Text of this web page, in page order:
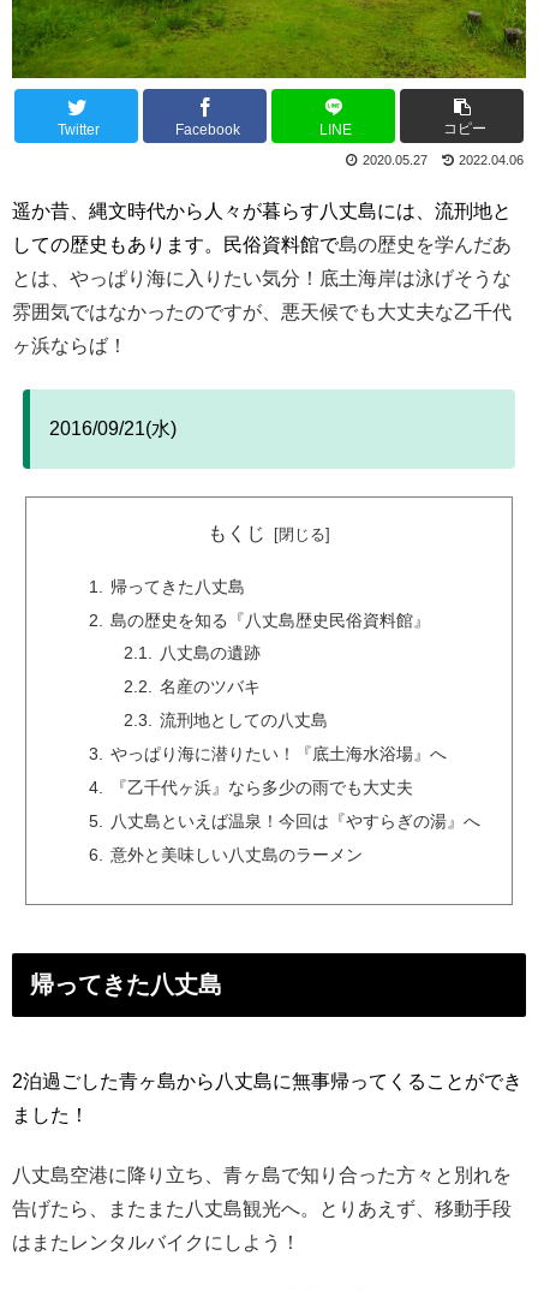
Twitter Facebook LINE コピー
2022.04.06
2020.05.27
遥か昔、縄文時代から人々が暮らす八丈島には、 流刑地と
しての歴史もあります。民俗資料館で島の歴史を学んだあ
とは、やっぱり海に入りたい気分！底土海岸は泳げそうな
雰囲気ではなかったのですが、悪天候でも大丈夫な乙千代
ヶ浜ならば！
2016/09/21(水)
もくじ
帰ってきた八丈島
島の歴史を知る『八丈島歴史民俗資料館』
八丈島の遺跡
名産のツバキ
流刑地としての八丈島
やっぱり海に潜りたい！『底土海水浴場』へ
『乙千代ヶ浜』なら多少の雨でも大丈夫
八丈島といえば温泉！今回は『やすらぎの湯』へ
意外と美味しい八丈島のラーメン
帰ってきた八丈島
2泊過ごした青ヶ島から八丈島に無事帰ってくることができ
ました ！
八丈島空港に降り立ち、 青ヶ島で知り合った方々と別れを
告げたら、
またまた八丈島観光へ。とりあえず、移動手段
はまたレンタルバイクにしよう！